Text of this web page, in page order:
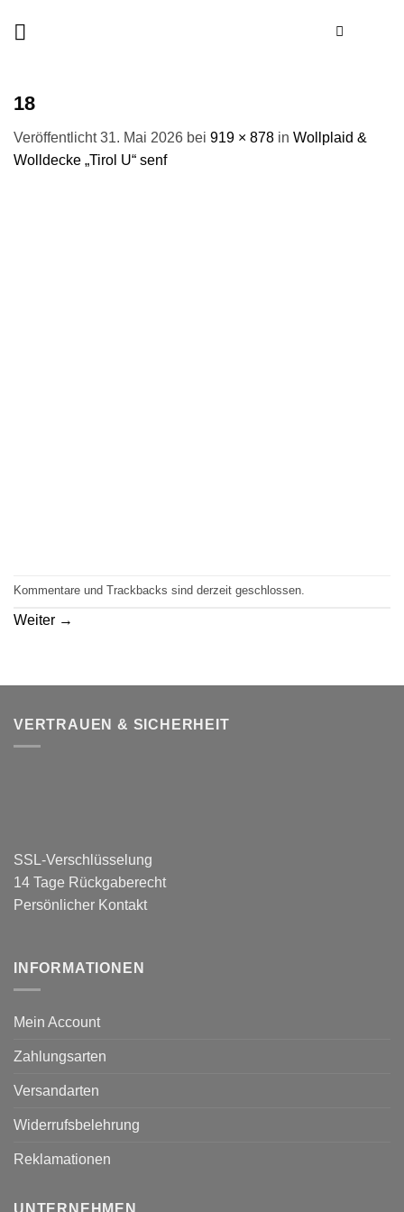
18
Veröffentlicht31. Mai 2026 bei 919 × 878 in Wollplaid &
Wolldecke „Tirol U“ senf
Kommentare und Trackbacks sind derzeit geschlossen.
Weiter →
VERTRAUEN & SICHERHEIT
SSL-Verschlüsselung
14 Tage Rückgaberecht
Persönlicher Kontakt
INFORMATIONEN
Mein Account
Zahlungsarten
Versandarten
Widerrufsbelehrung
Reklamationen